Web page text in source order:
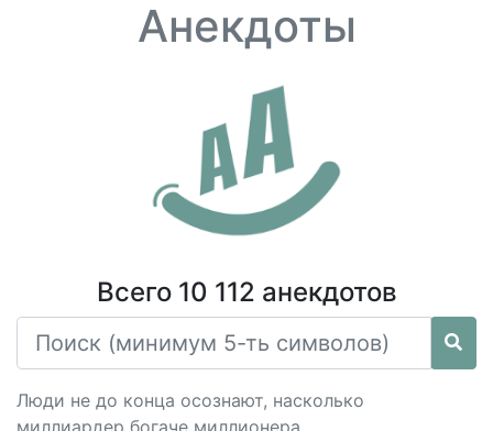
Анекдоты
Всего 10 112 анекдотов
Люди не до конца осознают, насколько
миллиардер богаче миллионера.